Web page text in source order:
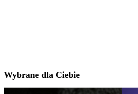
Wybrane dla Ciebie